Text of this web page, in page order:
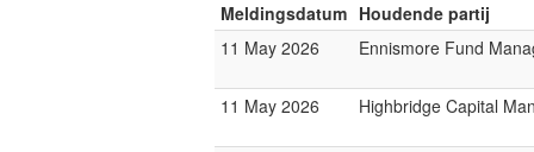
Meldingsdatum Houdende partij
11 May 2026
Ennismore Fund
11 May 2026 Highbridge Capital